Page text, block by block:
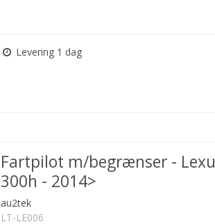
Levering 1 dag
Fartpilot m/begrænser -
300h - 2014>
au2tek
LT-LE006